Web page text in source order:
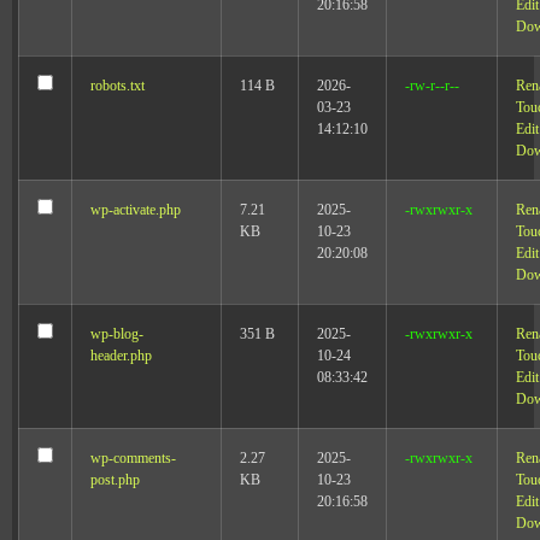
20:16:58
Edit
robots.txt 114 B
2026-
03-23
14:12:10
-rw-r--r--
Edit
wp-activate.php
7.21
KB
2025-
10-23
20:20:08
-rwxrwxr-x
Edit
wp-blog-
header.php
351 B
2025-
10-24
08:33:42
-rwxrwxr-x
Edit
wp-comments-
post.php
2.27
KB
2025-
10-23
20:16:58
-rwxrwxr-x
Edit